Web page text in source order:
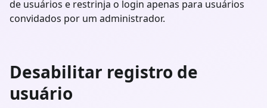
de usuários e restrinja o login apenas para usuários
convidados por um administrador.
Desabilitar registro de
usuário